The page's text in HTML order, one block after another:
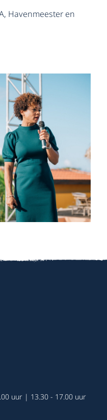
Havenmeester en
uur | 13.30 - 17.00 uur